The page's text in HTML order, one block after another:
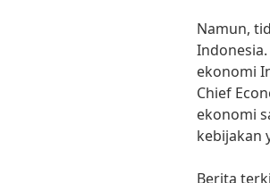
Namun,
ekonomi
Chief
ekonomi
kebijakan
Berita